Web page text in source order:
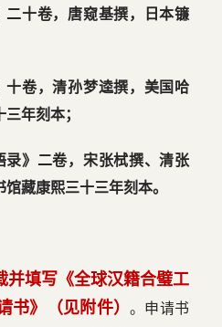
二十卷，唐窥基撰，日本镰
十卷，清孙梦逵撰，美国哈
年刻本；
录》二卷，宋张栻撰、清张
藏康熙三十三年刻本。
并填写《全球汉籍合璧工
书》（见附件）。申请书